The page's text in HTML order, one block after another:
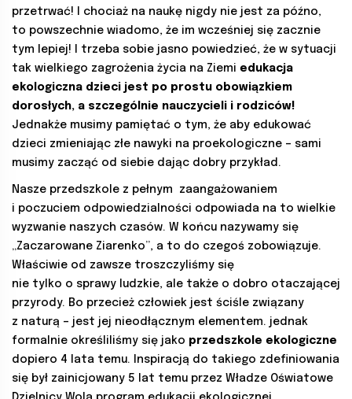
przetrwać! I chociaż na naukę nigdy nie jest za późno,
to powszechnie wiadomo, że im wcześniej się zacznie
tym lepiej! I trzeba sobie jasno powiedzieć, że w sytuacji
tak wielkiego zagrożenia życia na Ziemi edukacja
ekologiczna dzieci jest po prostu obowiązkiem
dorosłych, a szczególnie nauczycieli i rodziców!
Jednakże musimy pamiętać o tym, że aby edukować
dzieci zmieniając złe nawyki na proekologiczne – sami
musimy zacząć od siebie dając dobry przykład.
Nasze przedszkole z pełnym zaangażowaniem
i poczuciem odpowiedzialności odpowiada na to wielkie
wyzwanie naszych czasów. W końcu nazywamy się
„Zaczarowane Ziarenko”, a to do czegoś zobowiązuje.
Właściwie od zawsze troszczyliśmy się
nie tylko o sprawy ludzkie, ale także o dobro otaczającej
przyrody. Bo przecież człowiek jest ściśle związany
z naturą – jest jej nieodłącznym elementem. jednak
formalnie określiliśmy się jako przedszkole ekologiczne
dopiero 4 lata temu. Inspiracją do takiego zdefiniowania
się był zainicjowany 5 lat temu przez Władze Oświatowe